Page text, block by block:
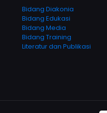
Bidang Diakonia
Bidang Edukasi
Bidang Media
Bidang Training
Literatur dan Publikasi